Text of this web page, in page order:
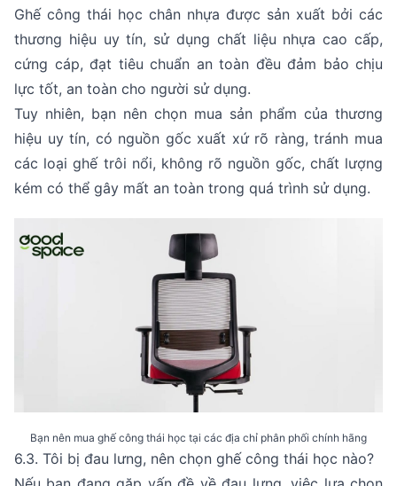
Ghế công thái học chân nhựa được sản xuất bởi các
thương hiệu uy tín, sử dụng chất liệu nhựa cao cấp,
cứng cáp, đạt tiêu chuẩn an toàn đều đảm bảo chịu
lực tốt, an toàn cho người sử dụng.
Tuy nhiên, bạn nên chọn mua sản phẩm của thương
hiệu uy tín, có nguồn gốc xuất xứ rõ ràng, tránh mua
các loại ghế trôi nổi, không rõ nguồn gốc, chất lượng
kém có thể gây mất an toàn trong quá trình sử dụng.
Bạn nên mua ghế công thái học tại các địa chỉ phân phối chính hãng
6.3. Tôi bị đau lưng, nên chọn ghế công thái học nào?